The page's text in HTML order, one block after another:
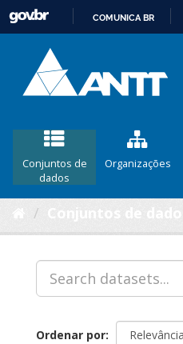
COMUNICA BR
Conjuntos de
dados
Organizações
Ordenar por